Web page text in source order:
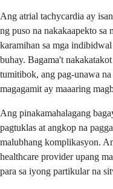
Ang atrial tachycardia ay
ng puso na nakakaapekto sa
karamihan sa mga
buhay. Bagama't
tumitibok, ang pag-unawa
magagamit ay maaaring
Ang pinakamahalagang
pagtuklas at angkop na
malubhang komplikasyon.
healthcare provider upang
para sa iyong partikular na